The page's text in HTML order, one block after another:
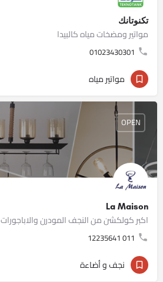
تكنوتانك
مواتير ومضخات مياه كالبيدا
01023430301
مواتير مياه
La Maison
اكبر كولكشن من النجف المودرن والاباجورات
011 12235641
OPEN
نجف و أضاءة